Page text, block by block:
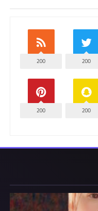
200
200
200
200